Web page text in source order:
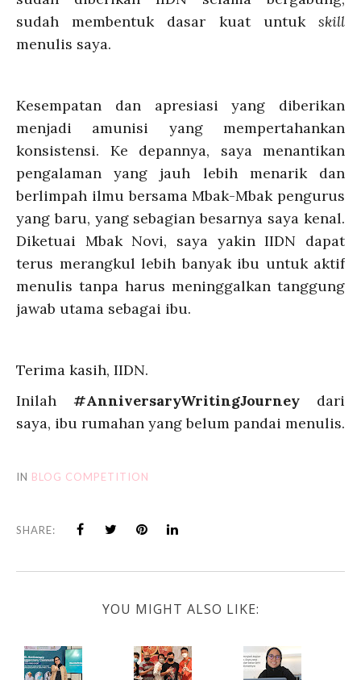
sudah membentuk dasar kuat untuk skill
menulis saya.
Kesempatan dan apresiasi yang diberikan
menjadi amunisi yang mempertahankan
konsistensi. Ke depannya, saya menantikan
pengalaman yang jauh lebih menarik dan
berlimpah ilmu bersama Mbak-Mbak pengurus
yang baru, yang sebagian besarnya saya kenal.
Diketuai Mbak Novi, saya yakin IIDN dapat
terus merangkul lebih banyak ibu untuk aktif
menulis tanpa harus meninggalkan tanggung
jawab utama sebagai ibu.
Terima kasih, IIDN.
Inilah #AnniversaryWritingJourney dari
saya, ibu rumahan yang belum pandai menulis.
IN BLOG COMPETITION
SHARE:
YOU MIGHT ALSO LIKE: